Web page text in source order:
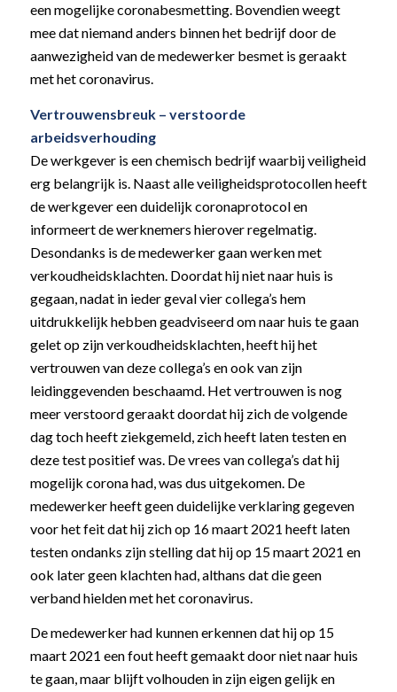
een mogelijke coronabesmetting. Bovendien weegt
mee dat niemand anders binnen het bedrijf door de
aanwezigheid van de medewerker besmet is geraakt
met het coronavirus.
Vertrouwensbreuk – verstoorde
arbeidsverhouding
De werkgever is een chemisch bedrijf waarbij veiligheid
erg belangrijk is. Naast alle veiligheidsprotocollen heeft
de werkgever een duidelijk coronaprotocol en
informeert de werknemers hierover regelmatig.
Desondanks is de medewerker gaan werken met
verkoudheidsklachten. Doordat hij niet naar huis is
gegaan, nadat in ieder geval vier collega’s hem
uitdrukkelijk hebben geadviseerd om naar huis te gaan
gelet op zijn verkoudheidsklachten, heeft hij het
vertrouwen van deze collega’s en ook van zijn
leidinggevenden beschaamd. Het vertrouwen is nog
meer verstoord geraakt doordat hij zich de volgende
dag toch heeft ziekgemeld, zich heeft laten testen en
deze test positief was. De vrees van collega’s dat hij
mogelijk corona had, was dus uitgekomen. De
medewerker heeft geen duidelijke verklaring gegeven
voor het feit dat hij zich op 16 maart 2021 heeft laten
testen ondanks zijn stelling dat hij op 15 maart 2021 en
ook later geen klachten had, althans dat die geen
verband hielden met het coronavirus.
De medewerker had kunnen erkennen dat hij op 15
maart 2021 een fout heeft gemaakt door niet naar huis
te gaan, maar blijft volhouden in zijn eigen gelijk en